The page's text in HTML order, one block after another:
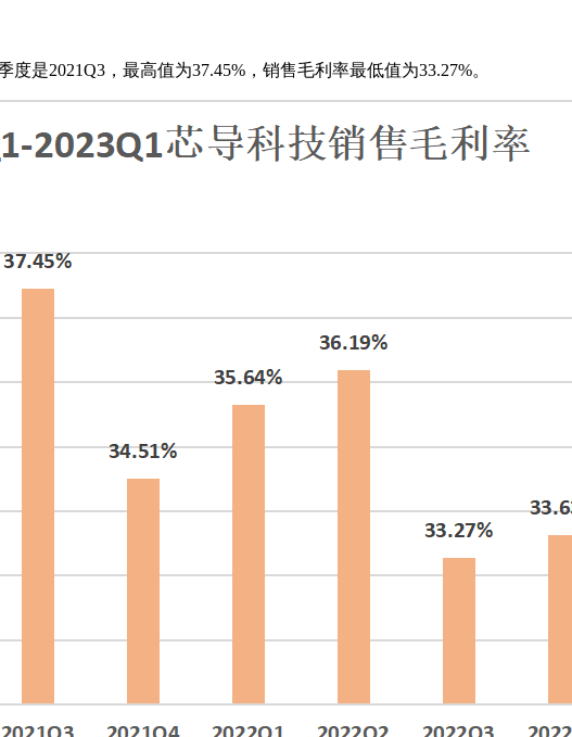
度是2021Q3，最高值为37.45%，销售毛利率最低值为33.27%。